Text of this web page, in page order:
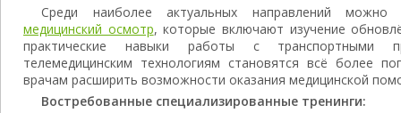
Среди наиболее актуальных направлений
медицинский осмотр, которые включают изучение
практические навыки работы с транспортными
телемедицинским технологиям становятся всё более
врачам расширить возможности оказания медицинской
Востребованные специализированные тренинги: